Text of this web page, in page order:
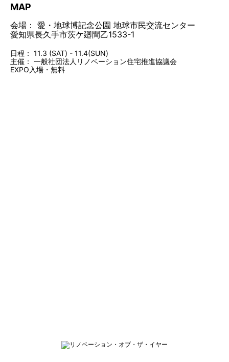
MAP
会場： 愛・地球博記念公園 地球市民交流センター
愛知県長久手市茨ケ廻間乙1533-1
日程： 11.3 (SAT) - 11.4(SUN)
主催： 一般社団法人リノベーション住宅推進協議会
EXPO入場・無料